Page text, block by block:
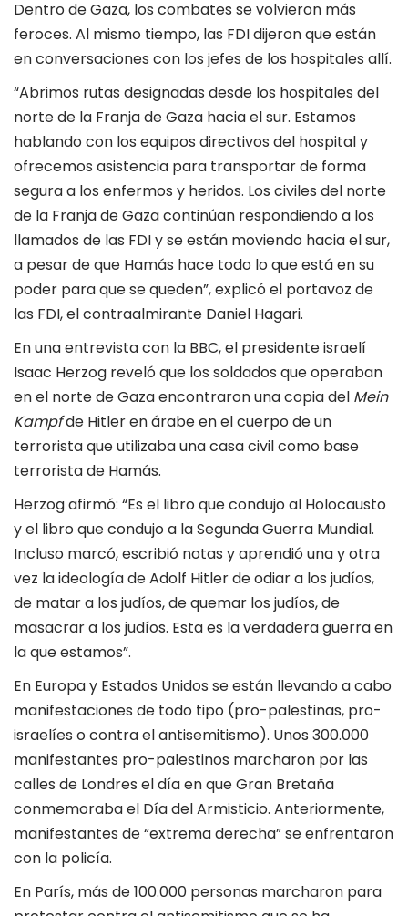
Dentro de Gaza, los combates se volvieron más
feroces. Al mismo tiempo, las FDI dijeron que están
en conversaciones con los jefes de los hospitales allí.
“Abrimos rutas designadas desde los hospitales del
norte de la Franja de Gaza hacia el sur. Estamos
hablando con los equipos directivos del hospital y
ofrecemos asistencia para transportar de forma
segura a los enfermos y heridos. Los civiles del norte
de la Franja de Gaza continúan respondiendo a los
llamados de las FDI y se están moviendo hacia el sur,
a pesar de que Hamás hace todo lo que está en su
poder para que se queden”, explicó el portavoz de
las FDI, el contraalmirante Daniel Hagari.
En una entrevista con la BBC, el presidente israelí
Isaac Herzog reveló que los soldados que operaban
en el norte de Gaza encontraron una copia del Mein
Kampfde Hitler en árabe en el cuerpo de un
terrorista que utilizaba una casa civil como base
terrorista de Hamás.
Herzog afirmó: “Es el libro que condujo al Holocausto
y el libro que condujo a la Segunda Guerra Mundial.
Incluso marcó, escribió notas y aprendió una y otra
vez la ideología de Adolf Hitler de odiar a los judíos,
de matar a los judíos, de quemar los judíos, de
masacrar a los judíos. Esta es la verdadera guerra en
la que estamos”.
En Europa y Estados Unidos se están llevando a cabo
manifestaciones de todo tipo (pro-palestinas, pro-
israelíes o contra el antisemitismo). Unos 300.000
manifestantes pro-palestinos marcharon por las
calles de Londres el día en que Gran Bretaña
conmemoraba el Día del Armisticio. Anteriormente,
manifestantes de “extrema derecha” se enfrentaron
con la policía.
En París, más de 100.000 personas marcharon para